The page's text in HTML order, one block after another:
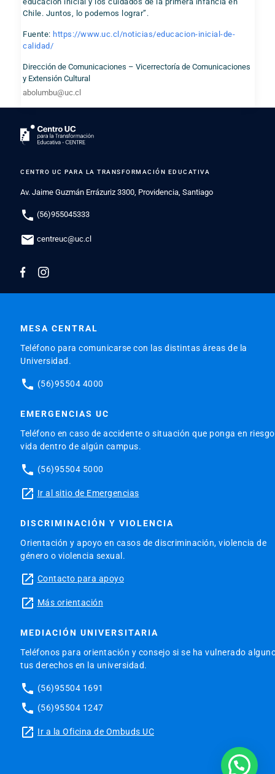
Chile. Juntos, lo podemos lograr”.
Fuente: https://www.uc.cl/noticias/educacion-inicial-de-
calidad/
Dirección de Comunicaciones – Vicerrectoría de Comunicaciones
y Extensión Cultural
abolumbu@uc.cl
CENTRO UC PARA LA TRANSFORMACIÓN EDUCATIVA
Av. Jaime Guzmán Errázuriz 3300, Providencia, Santiago
phone (56)955045333
mail centreuc@uc.cl
MESA CENTRAL
Teléfono para comunicarse con las distintas áreas de la
Universidad.
phone (56)95504 4000
EMERGENCIAS UC
Teléfono en caso de accidente o situación que ponga en
vida dentro de algún campus.
phone (56)95504 5000
launch Ir al sitio de Emergencias
DISCRIMINACIÓN Y VIOLENCIA
Orientación y apoyo en casos de discriminación, violencia de
género o violencia sexual.
launch Contacto para apoyo
launch Más orientación
MEDIACIÓN UNIVERSITARIA
Teléfonos para orientación y consejo si se ha vulnerado
tus derechos en la universidad.
phone (56)95504 1691
phone (56)95504 1247
launch Ir a la Oficina de Ombuds UC